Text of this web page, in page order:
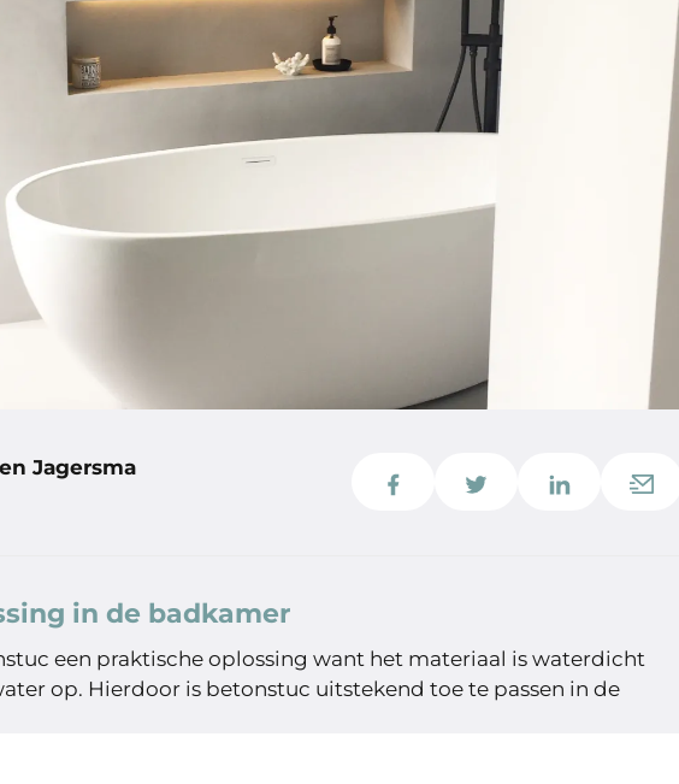
Jagersma
in de badkamer
een praktische oplossing want het materiaal is waterdicht
op. Hierdoor is betonstuc uitstekend toe te passen in de